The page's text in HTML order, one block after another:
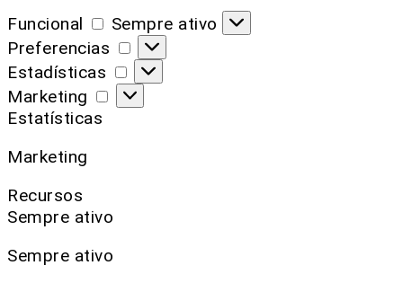
Funcional
Sempre ativo
Preferencias
Estadísticas
Marketing
Estatísticas
Marketing
Recursos
Sempre ativo
Sempre ativo